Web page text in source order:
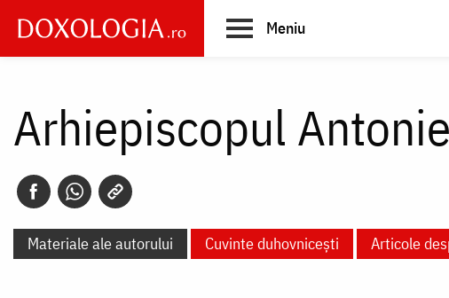
main
Meniu
Arhiepiscopul
Materiale ale autorului Cuvinte duhovnicești Articole